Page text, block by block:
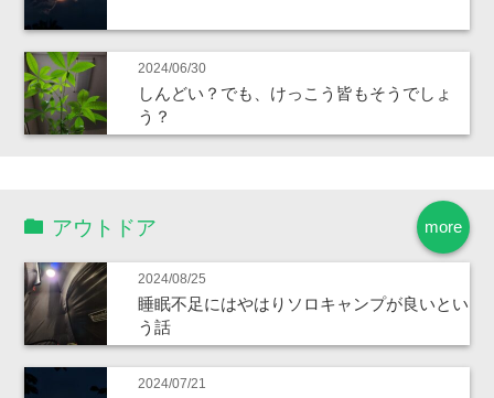
2024/06/30
しんどい？でも、けっこう皆もそうでしょ
う？
more
アウトドア
2024/08/25
睡眠不足にはやはりソロキャンプが良いとい
う話
2024/07/21